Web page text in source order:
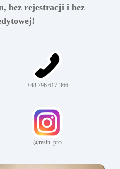
bez rejestracji i bez
+48 796 617 366
@resin_pro